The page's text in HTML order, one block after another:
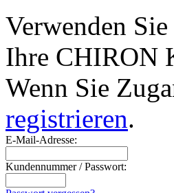
Verwenden
Ihre CHIRON
Wenn Sie
registrieren.
E-Mail-Adresse:
Kundennummer / Passwort: